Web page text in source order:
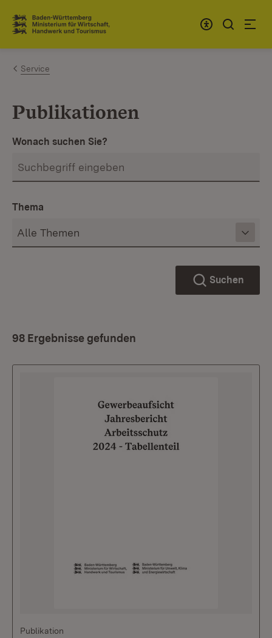
Zum Inhalt springen
Link zur Startseite
Service
Publikationen
Wonach suchen Sie?
Thema
Suchen
98 Ergebnisse gefunden
Publikation